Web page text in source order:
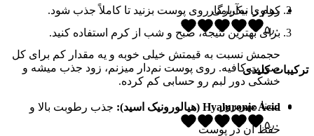
کرم را به‌آرامی روی پوست بزنید تا کاملاً جذب شود.
برای بهترین نتیجه، صبح و شب از کرم استفاده کنید.
ترکیبات کلیدی
Hyaluronic Acid (هیالورونیک اسید):
جذب رطوبت بالا و
حفظ آن در پوست
رهاوی نیک‌پرگار
۵٫۰
حجمش نسبت به قیمتش خیلی خوبه و یه مقدار کم برای کل
صورت کافیه. روی پوست نم‌دار میزنم، زود جذب میشه و
خشکی دور لبم رو حسابی کم کرده.
یسنا مهرپرور
۵٫۰